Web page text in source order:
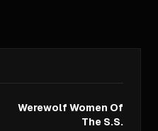
Werewolf Women Of
The S.S.